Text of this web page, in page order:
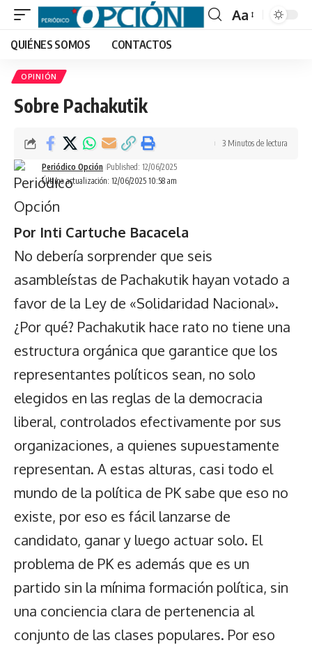
Font
Aa
QUIÉNES SOMOS CONTACTOS
OPINIÓN
Sobre Pachakutik
Última actualización: 12/06/2025 10:58 am
Periódico Opción Published: 12/06/2025
3 Minutos de lectura
Por Inti Cartuche Bacacela
No debería sorprender que seis
asambleístas de Pachakutik hayan votado a
favor de la Ley de «Solidaridad Nacional».
¿Por qué? Pachakutik hace rato no tiene una
estructura orgánica que garantice que los
representantes políticos sean, no solo
elegidos en las reglas de la democracia
liberal, controlados efectivamente por sus
organizaciones, a quienes supuestamente
representan. A estas alturas, casi todo el
mundo de la política de PK sabe que eso no
existe, por eso es fácil lanzarse de
candidato, ganar y luego actuar solo. El
problema de PK es además que es un
partido sin la mínima formación política, sin
una conciencia clara de pertenencia al
conjunto de las clases populares. Por eso